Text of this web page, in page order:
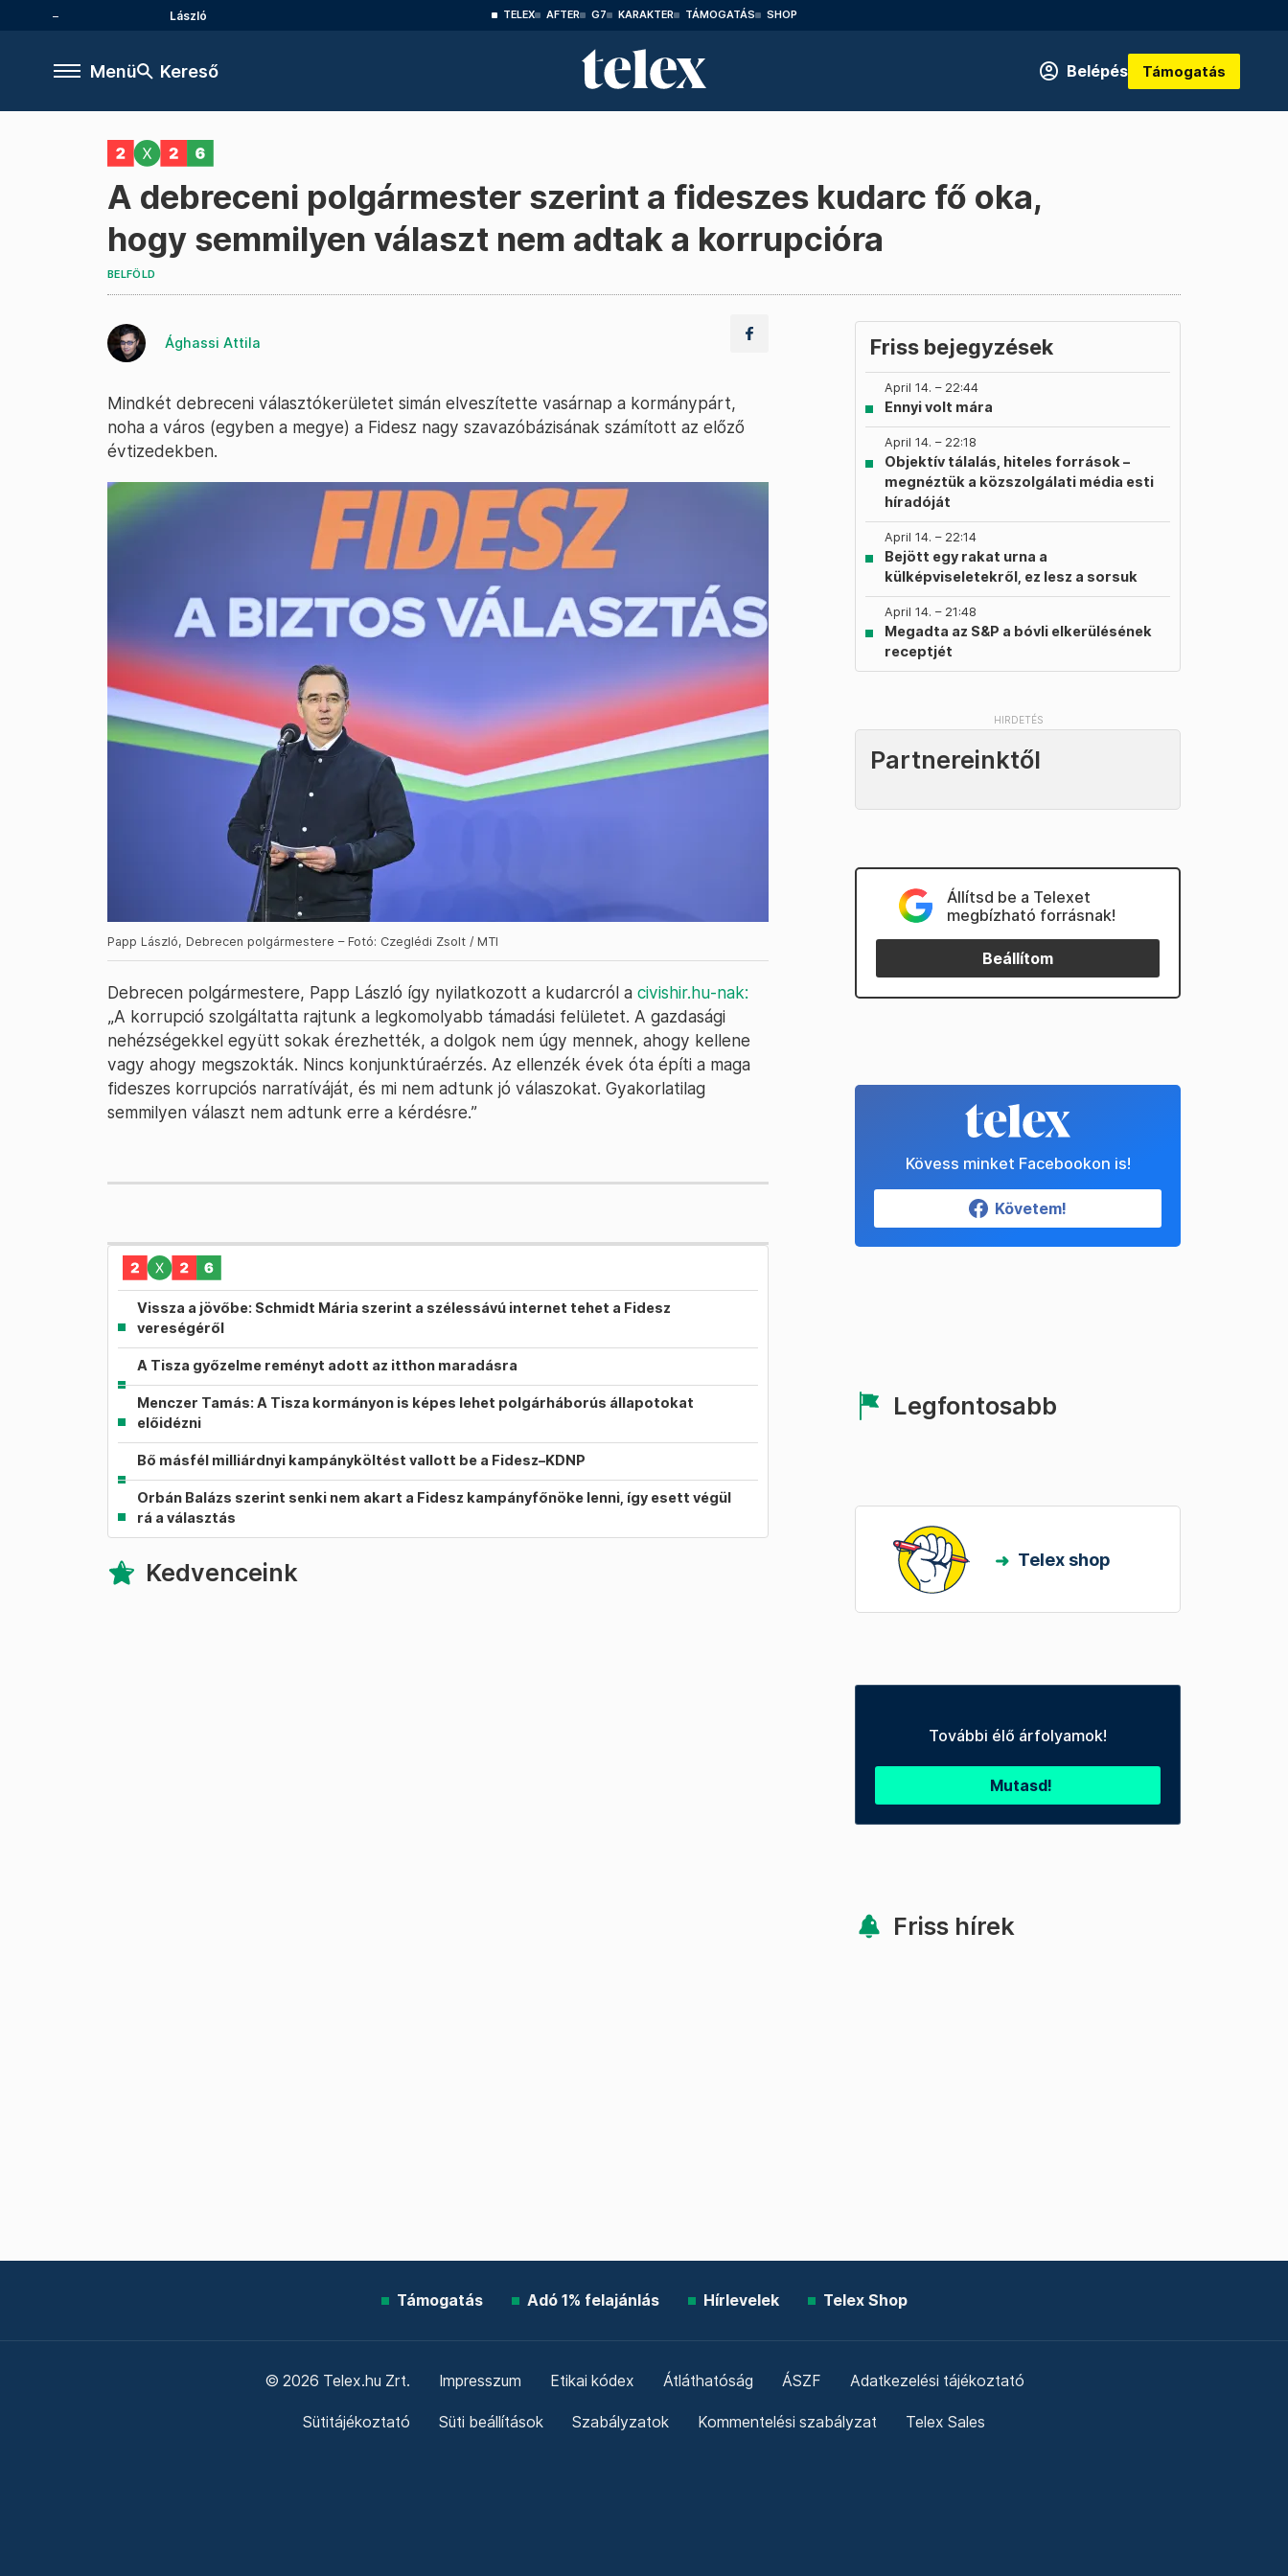
László TELEX AFTER G7 KARAKTER TÁMOGATÁS SHOP
Menü Kereső Belépés Támogatás
A debreceni polgármester szerint a fideszes kudarc fő oka,
hogy semmilyen választ nem adtak a korrupcióra
BELFÖLD
Ághassi Attila
Mindkét debreceni választókerületet simán elveszítette vasárnap a kormánypárt,
noha a város (egyben a megye) a Fidesz nagy szavazóbázisának számított az előző
évtizedekben.
Papp László, Debrecen polgármestere – Fotó: Czeglédi Zsolt / MTI
Debrecen polgármestere, Papp László így nyilatkozott a kudarcról a civishir.hu-nak:
„A korrupció szolgáltatta rajtunk a legkomolyabb támadási felületet. A gazdasági
nehézségekkel együtt sokak érezhették, a dolgok nem úgy mennek, ahogy kellene
vagy ahogy megszokták. Nincs konjunktúraérzés. Az ellenzék évek óta építi a maga
fideszes korrupciós narratíváját, és mi nem adtunk jó válaszokat. Gyakorlatilag
semmilyen választ nem adtunk erre a kérdésre.”
Vissza a jövőbe: Schmidt Mária szerint a szélessávú internet tehet a Fidesz
vereségéről
A Tisza győzelme reményt adott az itthon maradásra
Menczer Tamás: A Tisza kormányon is képes lehet polgárháborús állapotokat
előidézni
Bő másfél milliárdnyi kampányköltést vallott be a Fidesz–KDNP
Orbán Balázs szerint senki nem akart a Fidesz kampányfőnöke lenni, így esett végül
rá a választás
Kedvenceink
Friss bejegyzések
April 14. – 22:44
Ennyi volt mára
April 14. – 22:18
Objektív tálalás, hiteles források –
megnéztük a közszolgálati média esti
híradóját
April 14. – 22:14
Bejött egy rakat urna a
külképviseletekről, ez lesz a sorsuk
April 14. – 21:48
Megadta az S&P a bóvli elkerülésének
receptjét
Partnereinktől
Állítsd be a Telexet
megbízható forrásnak!
Beállítom
Kövess minket Facebookon is!
Követem!
Legfontosabb
Telex shop
További élő árfolyamok!
Mutasd!
Friss hírek
Támogatás Adó 1% felajánlás Hírlevelek Telex Shop
© 2026 Telex.hu Zrt. Impresszum Etikai kódex Átláthatóság ÁSZF Adatkezelési tájékoztató
Sütitájékoztató Süti beállítások Szabályzatok Kommentelési szabályzat Telex Sales